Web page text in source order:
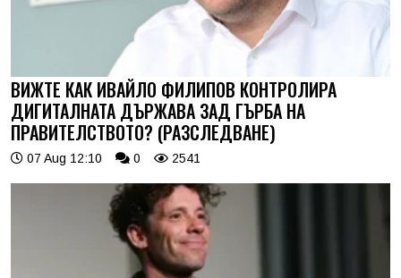
ВИЖТЕ КАК ИВАЙЛО ФИЛИПОВ КОНТРОЛИРА
ДИГИТАЛНАТА ДЪРЖАВА ЗАД ГЪРБА НА
ПРАВИТЕЛСТВОТО? (РАЗСЛЕДВАНЕ)
07 Aug 12:10 0 2541